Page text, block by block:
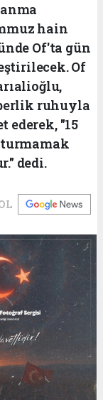
hain
Of'ta gün
Of
ruhuyla
ederek, "15
dedi.